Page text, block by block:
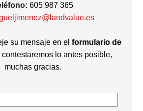
605 987 365
su mensaje en el formulario de
contestaremos lo antes posible,
muchas gracias.